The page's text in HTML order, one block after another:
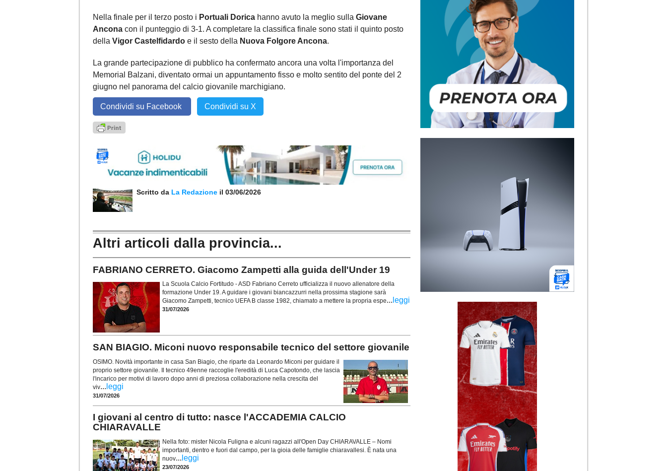
Nella finale per il terzo posto i Portuali Dorica hanno avuto la meglio sulla Giovane
Ancona con il punteggio di 3-1. A completare la classifica finale sono stati il quinto posto
della Vigor Castelfidardo e il sesto della Nuova Folgore Ancona.
La grande partecipazione di pubblico ha confermato ancora una volta l'importanza del
Memorial Balzani, diventato ormai un appuntamento fisso e molto sentito del ponte del 2
giugno nel panorama del calcio giovanile marchigiano.
Condividi su Facebook Condividi su X
Scritto da La Redazione il 03/06/2026
Altri articoli dalla provincia...
FABRIANO CERRETO. Giacomo Zampetti alla guida dell'Under 19
La Scuola Calcio Fortitudo - ASD Fabriano Cerreto ufficializza il nuovo allenatore della
formazione Under 19. A guidare i giovani biancazzurri nella prossima stagione sarà
Giacomo Zampetti, tecnico UEFA B classe 1982, chiamato a mettere la propria espe... leggi
31/07/2026
SAN BIAGIO. Miconi nuovo responsabile tecnico del settore giovanile
OSIMO. Novità importante in casa San Biagio, che riparte da Leonardo Miconi per guidare il
proprio settore giovanile. Il tecnico 49enne raccoglie l'eredità di Luca Capotondo, che lascia
l'incarico per motivi di lavoro dopo anni di preziosa collaborazione nella crescita del
viv... leggi
31/07/2026
I giovani al centro di tutto: nasce l'ACCADEMIA CALCIO
CHIARAVALLE
Nella foto: mister Nicola Fuligna e alcuni ragazzi all'Open Day CHIARAVALLE – Nomi
importanti, dentro e fuori dal campo, per la gioia delle famiglie chiaravallesi. È nata una
nuov... leggi
23/07/2026